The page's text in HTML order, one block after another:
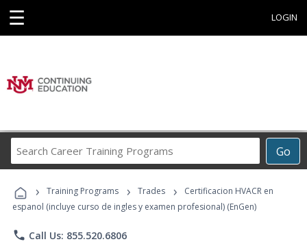
☰ LOGIN
Go
Career
Programs
› Training Programs › Trades ›
Certificacion HVACR en
espanol (incluye curso de ingles y examen profesional) (EnGen)
phone Call Us: 855.520.6806